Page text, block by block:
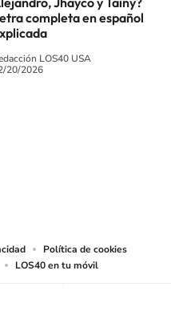
completa en español
LOS40 USA
20/2026
Política de cookies
LOS40 en tu móvil